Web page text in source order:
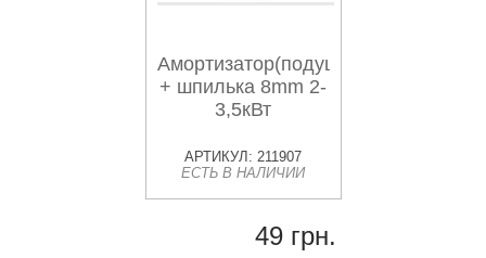
Амортизатор(подушка)
+ шпилька 8mm 2-
3,5кВт
АРТИКУЛ: 211907
ЕСТЬ В НАЛИЧИИ
49 грн.